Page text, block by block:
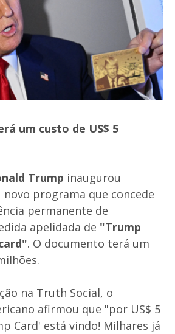
um custo de US$ 5
Trump inaugurou
programa que concede
permanente de
apelidada de "Trump
. O documento terá um
na Truth Social, o
afirmou que "por US$ 5
Card' está vindo! Milhares já